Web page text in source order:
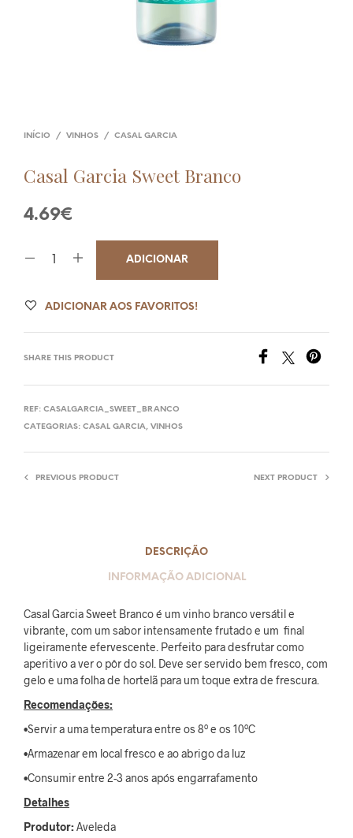
INÍCIO / VINHOS / CASAL GARCIA
Casal Garcia Sweet Branco
4.69€
ADICIONAR
ADICIONAR AOS FAVORITOS!
SHARE THIS PRODUCT
REF: CASALGARCIA_SWEET_BRANCO
CATEGORIAS: CASAL GARCIA, VINHOS
PREVIOUS PRODUCT NEXT PRODUCT
DESCRIÇÃO
INFORMAÇÃO ADICIONAL
Casal Garcia Sweet Branco é um vinho branco versátil e
vibrante, com um sabor intensamente frutado e um final
ligeiramente efervescente. Perfeito para desfrutar como
aperitivo a ver o pôr do sol. Deve ser servido bem fresco, com
gelo e uma folha de hortelã para um toque extra de frescura.
Recomendações:
•Servir a uma temperatura entre os 8º e os 10ºC
•Armazenar em local fresco e ao abrigo da luz
•Consumir entre 2-3 anos após engarrafamento
Detalhes
Produtor:Aveleda